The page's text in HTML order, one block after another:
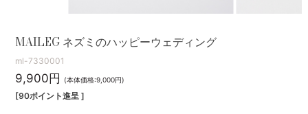
MAILEG ネズミのハッピーウェディング
ml-7330001
9,900円 (本体価格:9,000円)
[90ポイント進呈 ]